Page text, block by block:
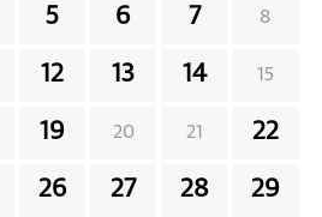
5 6 7 8
12 13 14 15
19 20 21 22
26 27 28 29